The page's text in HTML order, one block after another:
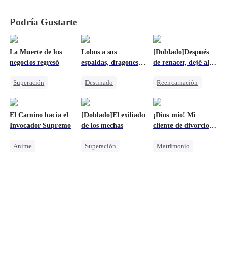
Podría Gustarte
La Muerte de los
negocios regresó
Superación
Traición
Lobos a sus
espaldas, dragones a
Destinado
Contraataque
[Doblado]Después
de renacer, dejé al
murió por mí
Reencarnación
Persiguiendo el amor
El Camino hacia el
Invocador Supremo
Anime
[Doblado]El exiliado
de los mechas
Superación
¡Dios mío! Mi
cliente de divorcio es
multimillonario
Matrimonio